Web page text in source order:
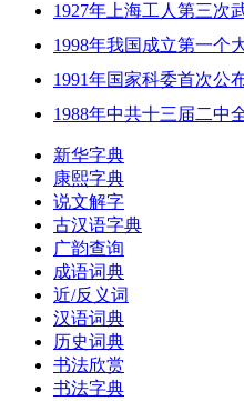
1927年上海工人第三次
1998年我国成立第一个
1991年国家科委首次公
1988年中共十三届二中
新华字典
康熙字典
说文解字
古汉语字典
广韵查询
成语词典
近/反义词
汉语词典
历史词典
书法欣赏
书法字典